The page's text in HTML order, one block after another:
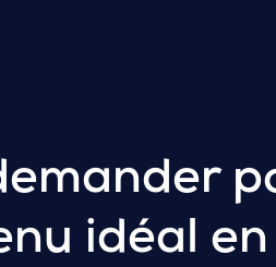
idéal